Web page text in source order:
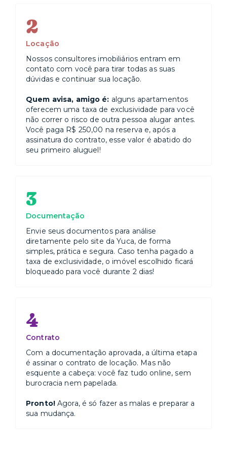
2
Locação
Nossos consultores imobiliários entram em
contato com você para tirar todas as suas
dúvidas e continuar sua locação.
Quem avisa, amigo é: alguns apartamentos
oferecem uma taxa de exclusividade para você
não correr o risco de outra pessoa alugar antes.
Você paga R$ 250,00 na reserva e, após a
assinatura do contrato, esse valor é abatido do
seu primeiro aluguel!
3
Documentação
Envie seus documentos para análise
diretamente pelo site da Yuca, de forma
simples, prática e segura. Caso tenha pagado a
taxa de exclusividade, o imóvel escolhido ficará
bloqueado para você durante 2 dias!
4
Contrato
Com a documentação aprovada, a última etapa
é assinar o contrato de locação. Mas não
esquente a cabeça: você faz tudo online, sem
burocracia nem papelada.
Pronto!Agora, é só fazer as malas e preparar a
sua mudança.